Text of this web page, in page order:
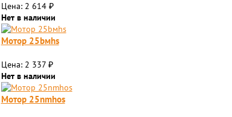
Цена: 2 614 ₽
Нет в наличии
Мотор 25bмhs
Цена: 2 337 ₽
Нет в наличии
Мотор 25nmhos